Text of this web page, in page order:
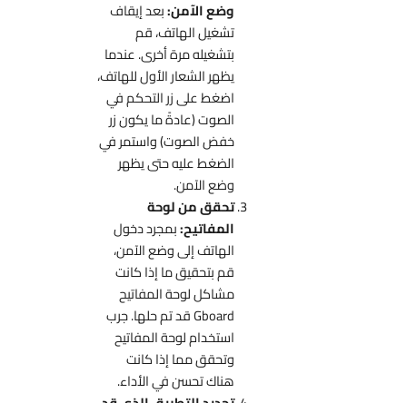
وضع الآمن:بعد إيقاف
تشغيل الهاتف، قم
بتشغيله مرة أخرى. عندما
يظهر الشعار الأول للهاتف،
اضغط على زر التحكم في
الصوت (عادةً ما يكون زر
خفض الصوت) واستمر في
الضغط عليه حتى يظهر
وضع الآمن.
تحقق من لوحة
المفاتيح:بمجرد دخول
الهاتف إلى وضع الآمن،
قم بتحقيق ما إذا كانت
مشاكل لوحة المفاتيح
Gboard قد تم حلها. جرب
استخدام لوحة المفاتيح
وتحقق مما إذا كانت
هناك تحسن في الأداء.